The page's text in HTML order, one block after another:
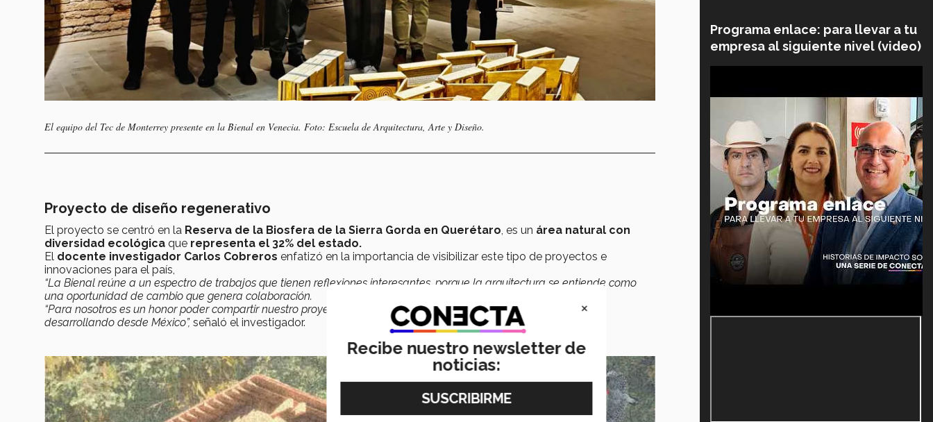
El equipo del Tec de Monterrey presente en la Bienal en Venecia. Foto: Escuela de Arquitectura, Arte y Diseño.
Proyecto de diseño regenerativo
El proyecto se centró en la Reserva de la Biosfera de la Sierra Gorda en Querétaro , es un área natural con
diversidad ecológica que representa el 32% del estado.
El docente investigador Carlos Cobreros enfatizó en la importancia de visibilizar este tipo de proyectos e
innovaciones para el país,
“La Bienal reúne a un espectro de trabajos que tienen reflexiones interesantes, porque la arquitectura se entiende como
una oportunidad de cambio que genera colaboración.
“Para nosotros es un honor poder compartir nuestro proyecto y visibilizar todas estas innovaciones que se están
desarrollando desde México”, señaló el investigador.
Programa enlace: para llevar a tu
empresa al siguiente nivel (video)
×
Recibe nuestro newsletter de
noticias: